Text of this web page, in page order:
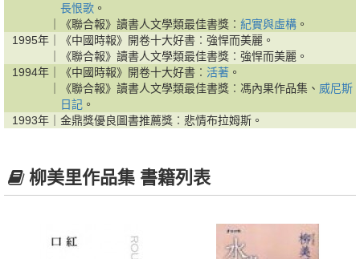
長恨歌 。
《聯合報》讀書人文學類最佳書獎︰ 紀實與虛構 。
1995年｜
《中國時報》開卷十大好書︰強悍而美麗。
《聯合報》讀書人文學類最佳書獎︰強悍而美麗。
1994年｜
《中國時報》開卷十大好書︰ 活著 。
《聯合報》讀書人文學類最佳書獎︰馮內果作品集、 威尼斯
日記 。
1993年｜ 金鼎獎優良圖書推薦獎︰悲情布拉姆斯。
柳美里作品集 書籍列表